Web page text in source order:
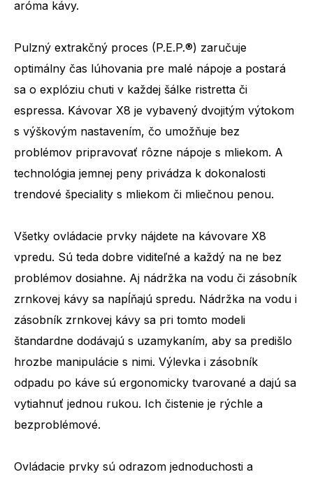
aróma kávy.
Pulzný extrakčný proces (P.E.P.®) zaručuje
optimálny čas lúhovania pre malé nápoje a postará
sa o explóziu chuti v každej šálke ristretta či
espressa. Kávovar X8 je vybavený dvojitým výtokom
s výškovým nastavením, čo umožňuje bez
problémov pripravovať rôzne nápoje s mliekom. A
technológia jemnej peny privádza k dokonalosti
trendové špeciality s mliekom či mliečnou penou.
Všetky ovládacie prvky nájdete na kávovare X8
vpredu. Sú teda dobre viditeľné a každý na ne bez
problémov dosiahne. Aj nádržka na vodu či zásobník
zrnkovej kávy sa napĺňajú spredu. Nádržka na vodu i
zásobník zrnkovej kávy sa pri tomto modeli
štandardne dodávajú s uzamykaním, aby sa predišlo
hrozbe manipulácie s nimi. Výlevka i zásobník
odpadu po káve sú ergonomicky tvarované a dajú sa
vytiahnuť jednou rukou. Ich čistenie je rýchle a
bezproblémové.
Ovládacie prvky sú odrazom jednoduchosti a